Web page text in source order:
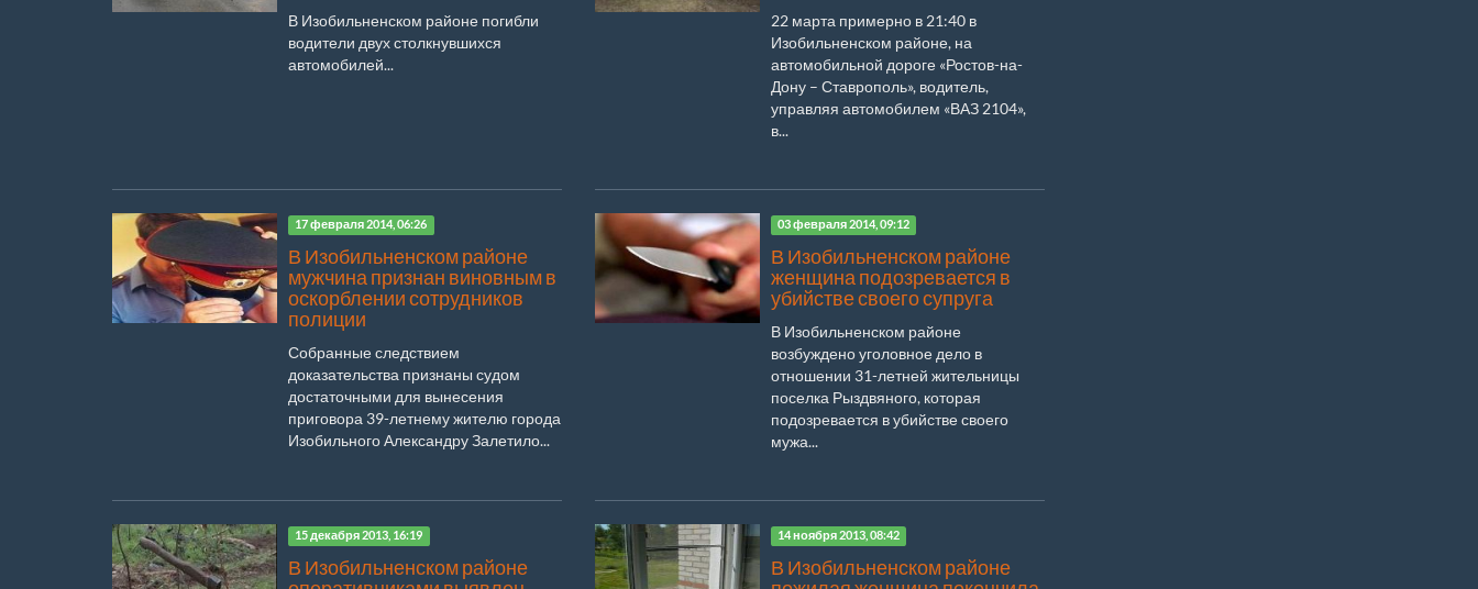
В Изобильненском районе погибли
водители двух столкнувшихся
автомобилей...
22 марта примерно в 21:40 в
Изобильненском районе, на
автомобильной дороге «Ростов-на-
Дону – Ставрополь», водитель,
управляя автомобилем «ВАЗ 2104»,
в...
17 февраля 2014, 06:26
В Изобильненском районе
мужчина признан виновным в
оскорблении сотрудников
полиции
Собранные следствием
доказательства признаны судом
достаточными для вынесения
приговора 39-летнему жителю города
Изобильного Александру Залетило...
03 февраля 2014, 09:12
В Изобильненском районе
женщина подозревается в
убийстве своего супруга
В Изобильненском районе
возбуждено уголовное дело в
отношении 31-летней жительницы
поселка Рыздвяного, которая
подозревается в убийстве своего
мужа...
15 декабря 2013, 16:19
В Изобильненском районе
14 ноября 2013, 08:42
В Изобильненском районе